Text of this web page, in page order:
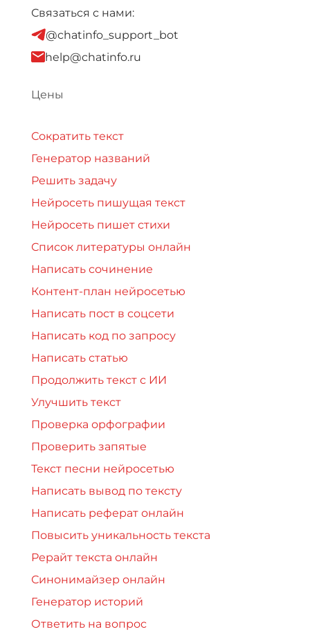
Связаться с нами:
@chatinfo_support_bot
help@chatinfo.ru
Цены
Сократить текст
Генератор названий
Решить задачу
Нейросеть пишущая текст
Нейросеть пишет стихи
Список литературы онлайн
Написать сочинение
Контент-план нейросетью
Написать пост в соцсети
Написать код по запросу
Написать статью
Продолжить текст с ИИ
Улучшить текст
Проверка орфографии
Проверить запятые
Текст песни нейросетью
Написать вывод по тексту
Написать реферат онлайн
Повысить уникальность текста
Рерайт текста онлайн
Синонимайзер онлайн
Генератор историй
Ответить на вопрос